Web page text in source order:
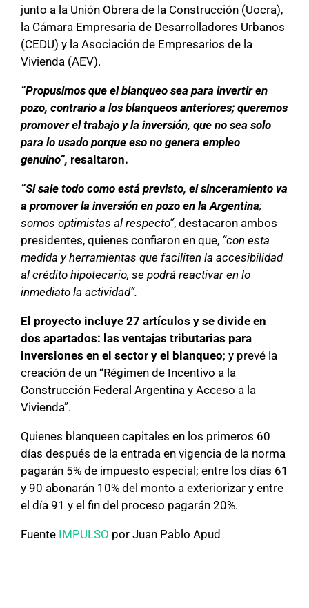
junto a la Unión Obrera de la Construcción (Uocra),
la Cámara Empresaria de Desarrolladores Urbanos
(CEDU) y la Asociación de Empresarios de la
Vivienda (AEV).
“Propusimos que el blanqueo sea para invertir en
pozo, contrario a los blanqueos anteriores; queremos
promover el trabajo y la inversión, que no sea solo
para lo usado porque eso no genera empleo
genuino”, resaltaron.
“Si sale todo como está previsto, el sinceramiento va
a promover la inversión en pozo en la Argentina;
somos optimistas al respecto”, destacaron ambos
presidentes, quienes confiaron en que, “con esta
medida y herramientas que faciliten la accesibilidad
al crédito hipotecario, se podrá reactivar en lo
inmediato la actividad”.
El proyecto incluye 27 artículos y se divide en
dos apartados: las ventajas tributarias para
inversiones en el sector y el blanqueo; y prevé la
creación de un “Régimen de Incentivo a la
Construcción Federal Argentina y Acceso a la
Vivienda”.
Quienes blanqueen capitales en los primeros 60
días después de la entrada en vigencia de la norma
pagarán 5% de impuesto especial; entre los días 61
y 90 abonarán 10% del monto a exteriorizar y entre
el día 91 y el fin del proceso pagarán 20%.
Fuente IMPULSO por Juan Pablo Apud